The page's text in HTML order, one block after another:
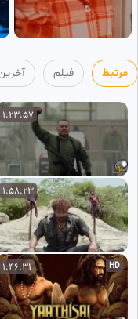
مرتبط فیلم
1:23:57
1:58:23
HD
1:46:31